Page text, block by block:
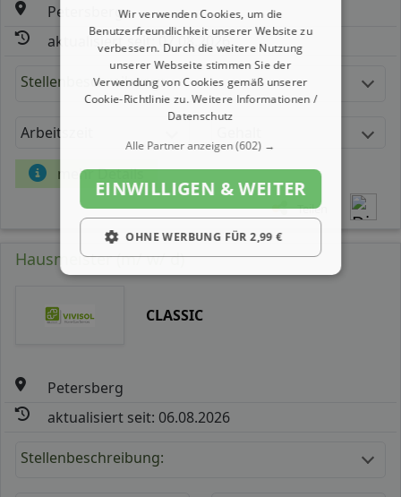
Petersberg
aktualisiert seit: 07.08.2026
Stellenbeschreibung:
Arbeitszeit
mehr Details
Teilen
Hausmeister (m/ w/ d)
CLASSIC
Petersberg
aktualisiert seit: 06.08.2026
Stellenbeschreibung:
Wir verwenden Cookies, um die
Benutzerfreundlichkeit unserer Website zu
verbessern. Durch die weitere Nutzung
unserer Webseite stimmen Sie der
Verwendung von Cookies gemäß unserer
Cookie-Richtlinie zu.Weitere Informationen /
Datenschutz
Alle Partner anzeigen(602) →
EINWILLIGEN & WEITER
OHNE WERBUNG FÜR 2,99 €